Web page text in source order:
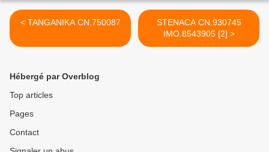
< TANGANIKA CN.750087
STENACA CN.930745
IMO.8543905 [2] >
Hébergé par Overblog
Top articles
Pages
Contact